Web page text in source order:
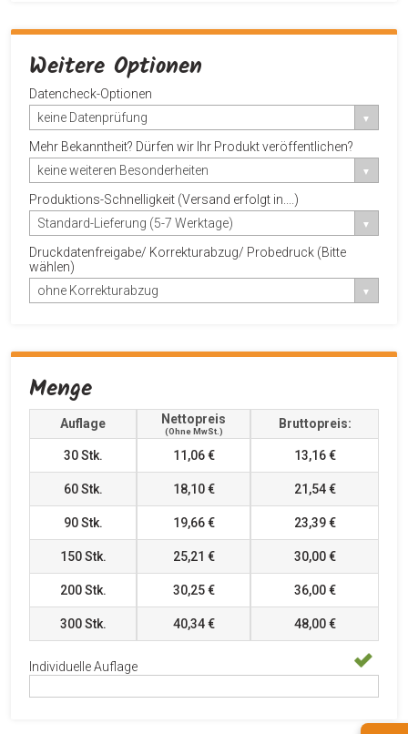
Weitere Optionen
Datencheck-Optionen
keine Datenprüfung
Mehr Bekanntheit? Dürfen wir Ihr Produkt veröffentlichen?
keine weiteren Besonderheiten
Produktions-Schnelligkeit (Versand erfolgt in....)
Standard-Lieferung (5-7 Werktage)
Druckdatenfreigabe/ Korrekturabzug/ Probedruck (Bitte
wählen)
ohne Korrekturabzug
Menge
Auflage Nettopreis
(ohne MwSt.)
Bruttopreis:
30Stk. 11,06 € 13,16 €
60Stk. 18,10 € 21,54 €
90Stk. 19,66 € 23,39 €
150Stk. 25,21 € 30,00 €
200Stk. 30,25 € 36,00 €
300Stk. 40,34 € 48,00 €
Individuelle Auflage